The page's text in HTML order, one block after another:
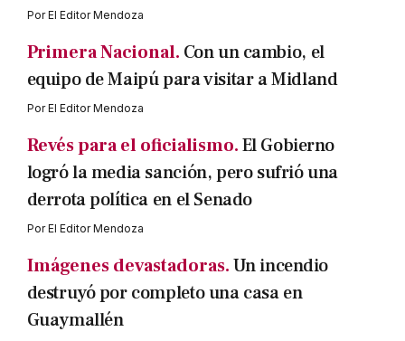
PorEl Editor Mendoza
Primera Nacional. Con un cambio, el
equipo de Maipú para visitar a Midland
PorEl Editor Mendoza
Revés para el oficialismo.El Gobierno
logró la media sanción, pero sufrió una
derrota política en el Senado
PorEl Editor Mendoza
Imágenes devastadoras.Un incendio
destruyó por completo una casa en
Guaymallén